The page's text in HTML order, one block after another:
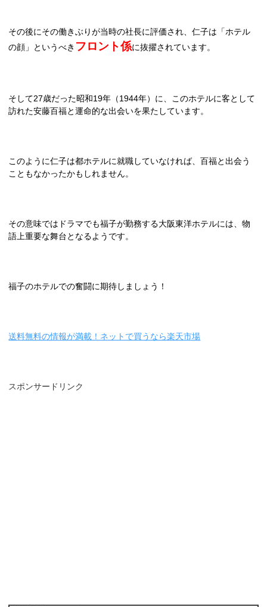
その後にその働きぶりが当時の社長に評価され、仁子は「ホテル
の顔」というべき フロント係に抜擢されています。
そして27歳だった昭和19年（1944年）に、このホテルに客として
訪れた安藤百福と運命的な出会いを果たしています。
このように仁子は都ホテルに就職していなければ、百福と出会う
こともなかったかもしれません。
その意味ではドラマでも福子が勤務する大阪東洋ホテルには、物
語上重要な舞台となるようです。
福子のホテルでの奮闘に期待しましょう！
送料無料の情報が満載！ネットで買うなら楽天市場
スポンサードリンク